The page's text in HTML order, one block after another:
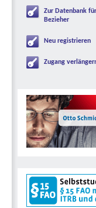
Zur Datenbank
Bezieher
Neu registrieren
Zugang